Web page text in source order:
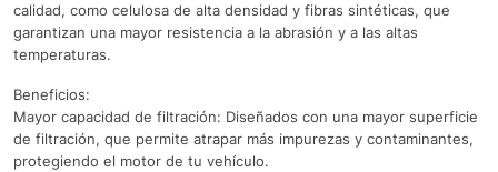
calidad, como celulosa de alta densidad y fibras sintéticas, que
garantizan una mayor resistencia a la abrasión y a las altas
temperaturas.
Beneficios:
Mayor capacidad de filtración: Diseñados con una mayor superficie
de filtración, que permite atrapar más impurezas y contaminantes,
protegiendo el motor de tu vehículo.